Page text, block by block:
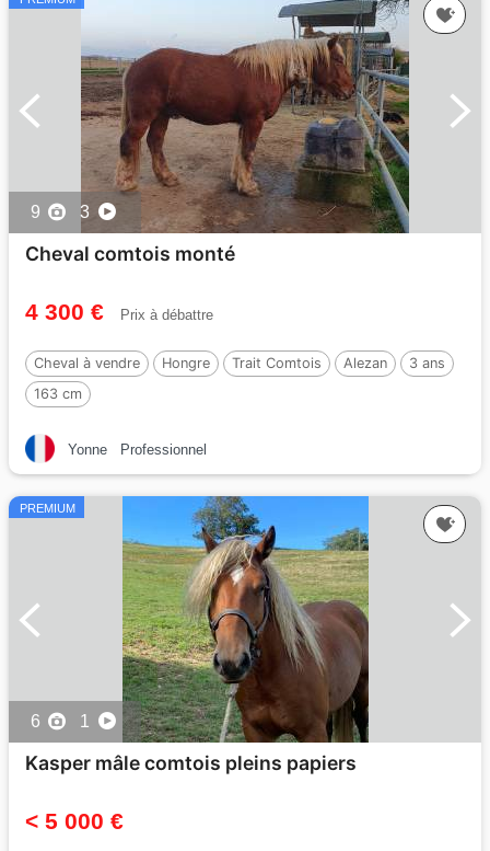
9 3
Cheval comtois monté
4 300 € Prix à débattre
Cheval à vendre Hongre Trait Comtois Alezan
3 ans
163 cm
Yonne Professionnel
PREMIUM
6 1
Kasper mâle comtois pleins papiers
< 5 000 €